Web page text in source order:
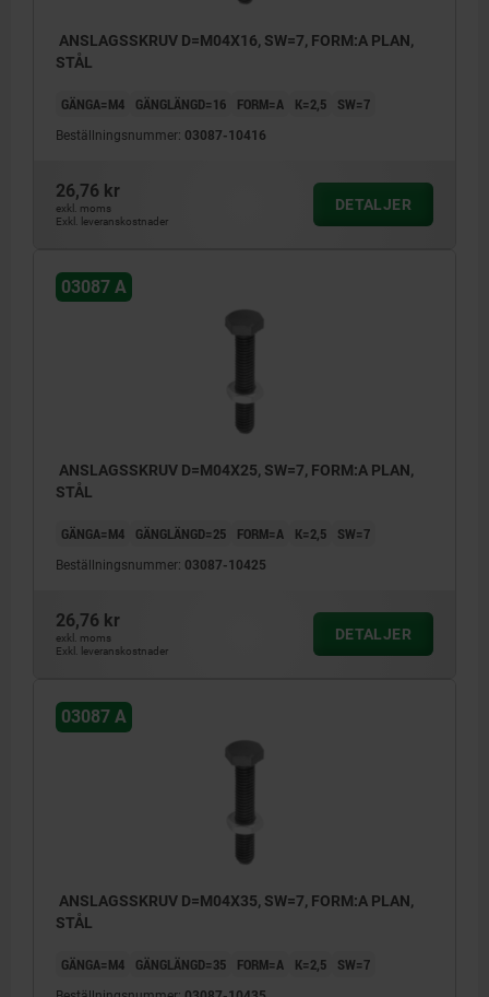
ANSLAGSSKRUV D=M04X16, SW=7, FORM:A PLAN,
STÅL
GÄNGA=M4 GÄNGLÄNGD=16 FORM=A K=2,5 SW=7
Beställningsnummer: 03087-10416
26,76 kr
exkl. moms
Exkl. leveranskostnader
DETALJER
03087 A
ANSLAGSSKRUV D=M04X25, SW=7, FORM:A PLAN,
STÅL
GÄNGA=M4 GÄNGLÄNGD=25 FORM=A K=2,5 SW=7
Beställningsnummer: 03087-10425
26,76 kr
exkl. moms
Exkl. leveranskostnader
DETALJER
03087 A
ANSLAGSSKRUV D=M04X35, SW=7, FORM:A PLAN,
STÅL
GÄNGA=M4 GÄNGLÄNGD=35 FORM=A K=2,5 SW=7